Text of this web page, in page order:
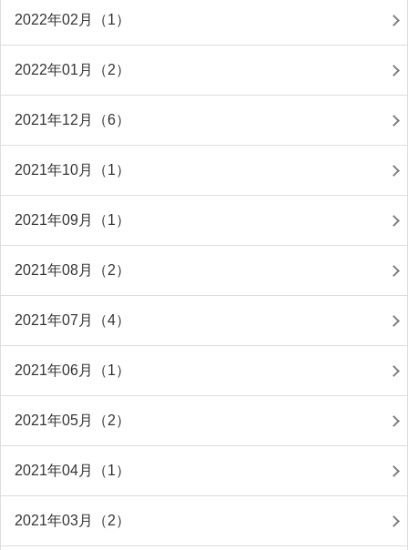
2022年02月（1）
2022年01月（2）
2021年12月（6）
2021年10月（1）
2021年09月（1）
2021年08月（2）
2021年07月（4）
2021年06月（1）
2021年05月（2）
2021年04月（1）
2021年03月（2）